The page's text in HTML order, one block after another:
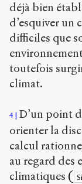
déjà bien
d’esquiver un
difficiles que
toutefois
climat.
4
D’un point
orienter la
calcul
au regard des
climatiques (